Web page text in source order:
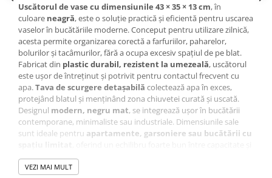
Uscătorul de vase cu dimensiunile 43 × 35 × 13 cm, în
culoare neagră, este o soluție practică și eficientă pentru uscarea
vaselor în bucătăriile moderne. Conceput pentru utilizare zilnică,
acesta permite organizarea corectă a farfuriilor, paharelor,
bolurilor și tacâmurilor, fără a ocupa excesiv spațiul de pe blat.
Fabricat din plastic durabil, rezistent la umezeală, uscătorul
este ușor de întreținut și potrivit pentru contactul frecvent cu
apa.Tava de scurgere detașabilă colectează apa în exces,
protejând blatul și menținând zona chiuvetei curată și uscată.
Designul modern, negru mat, se integrează ușor în bucătării
contemporane, minimaliste sau industriale. Dimensiunile sale
sunt ideale pentru apartamente, garsoniere sau bucătării cu
compactitate.
VEZI MAI MULT